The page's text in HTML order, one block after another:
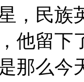
，民族
他留下
那么今